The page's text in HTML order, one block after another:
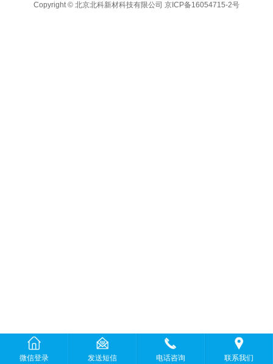
Copyright © 北京北科新材科技有限公司 京ICP备16054715-2号
微信登录 发送短信 电话咨询 联系我们